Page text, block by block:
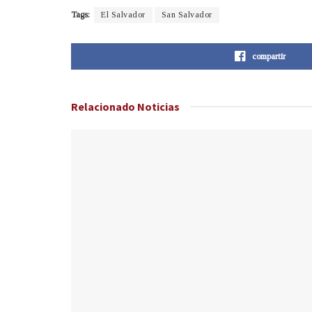
Tags: El Salvador San Salvador
compartir
Relacionado Noticias